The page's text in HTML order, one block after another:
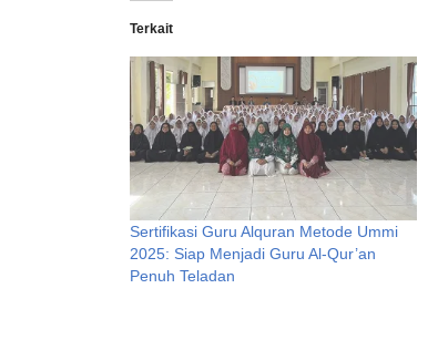
Terkait
Sertifikasi Guru Alquran Metode Ummi
2025: Siap Menjadi Guru Al-Qur’an
Penuh Teladan